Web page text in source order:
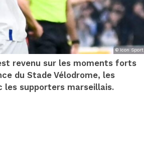
© Icon Sport
revenu sur les moments forts
du Stade Vélodrome, les
les supporters marseillais.